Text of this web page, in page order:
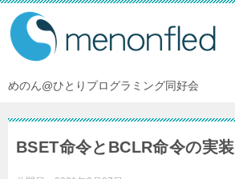
めのん@ひとりプログラミング同好会
BSET命令とBCLR命令の実装